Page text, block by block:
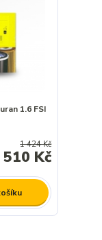
1.6 FSI
1 424 Kč
510 Kč